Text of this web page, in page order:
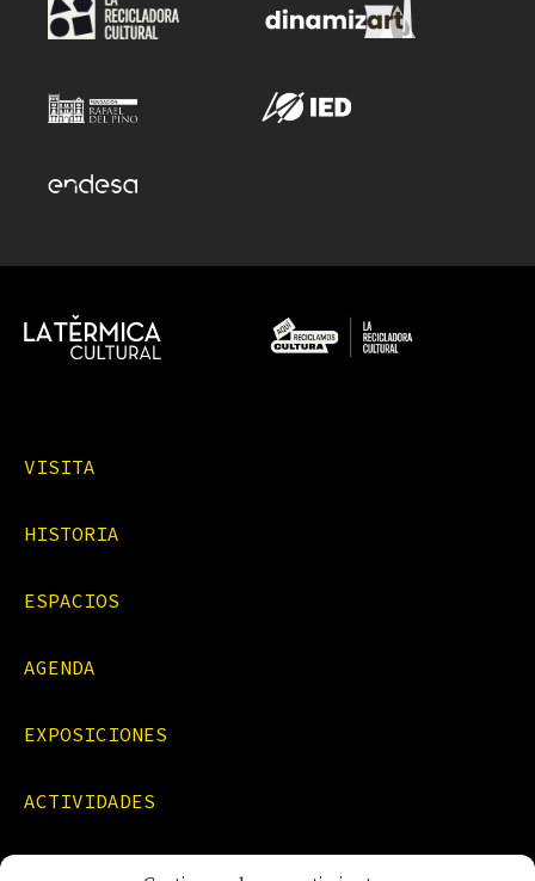
VISITA
HISTORIA
ESPACIOS
AGENDA
EXPOSICIONES
ACTIVIDADES